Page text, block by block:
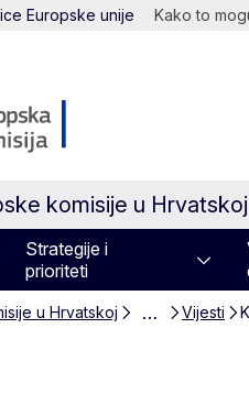
Europske unije Kako to
komisije u Hrvatskoj
Strategije i
prioriteti
u Hrvatskoj … Vijesti